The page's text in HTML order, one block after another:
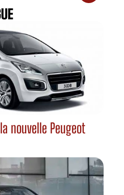
nouvelle Peugeot